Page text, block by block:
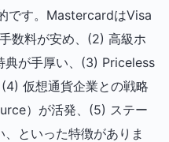
です。MastercardはVisa
数料が安め、(2) 高級ホ
典が手厚い、(3) Priceless
仮想通貨企業との戦略
）が活発、(5) ステー
といった特徴がありま